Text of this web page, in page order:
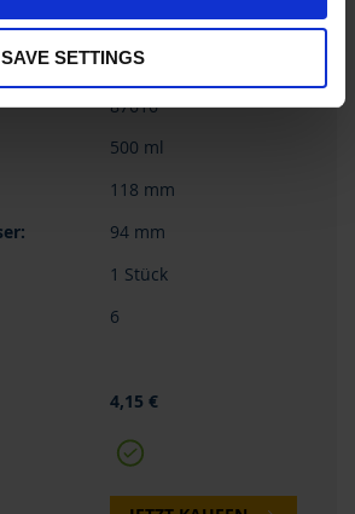
SAVE SETTINGS
ANFRAGEN
87616
500 ml
118 mm
94 mm
1 Stück
6
4,15 €